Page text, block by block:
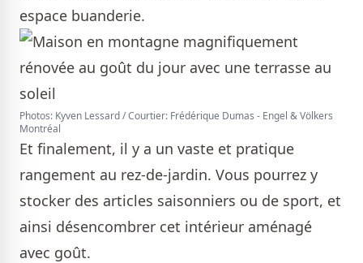
espace buanderie.
Photos: Kyven Lessard / Courtier: Frédérique Dumas - Engel & Völkers
Montréal
Et finalement, il y a un vaste et pratique
rangement au rez-de-jardin. Vous pourrez y
stocker des articles saisonniers ou de sport, et
ainsi désencombrer cet intérieur aménagé
avec goût.